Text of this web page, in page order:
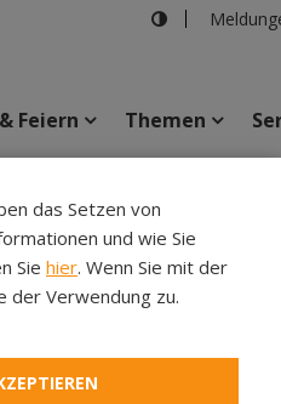
Feiern Themen
das Setzen von
und wie Sie
Sie hier. Wenn Sie mit der
der Verwendung zu.